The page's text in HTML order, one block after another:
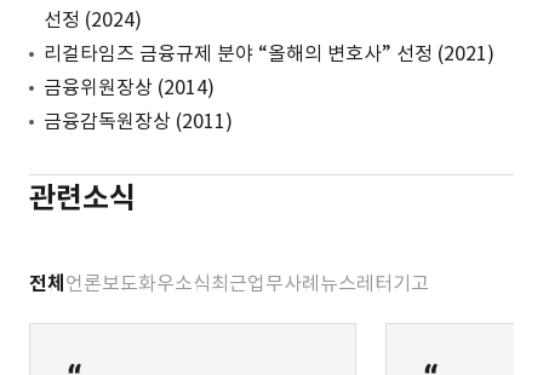
금융회사 인허가, 대주주변경승인 등 자문
선정 (2024)
리걸타임즈 금융규제 분야 “올해의 변호사” 선정 (2021)
금융위원장상 (2014)
금융감독원장상 (2011)
관련소식
전체 언론보도화우소식최근업무사례 뉴스레터 기고